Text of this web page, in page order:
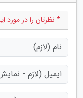
* نظرتان را در مورد